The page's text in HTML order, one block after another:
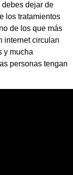
dejar de
los tratamientos
de los que más
internet circulan
y mucha
personas tengan